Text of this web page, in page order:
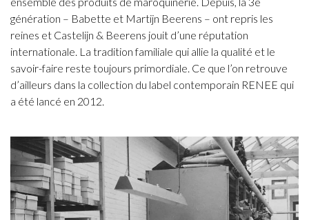
génération – Babette et Martijn Beerens – ont repris les
reines et Castelijn & Beerens jouit d’une réputation
internationale. La tradition familiale qui allie la qualité et le
savoir-faire reste toujours primordiale. Ce que l’on retrouve
d’ailleurs dans la collection du label contemporain RENEE qui
a été lancé en 2012.